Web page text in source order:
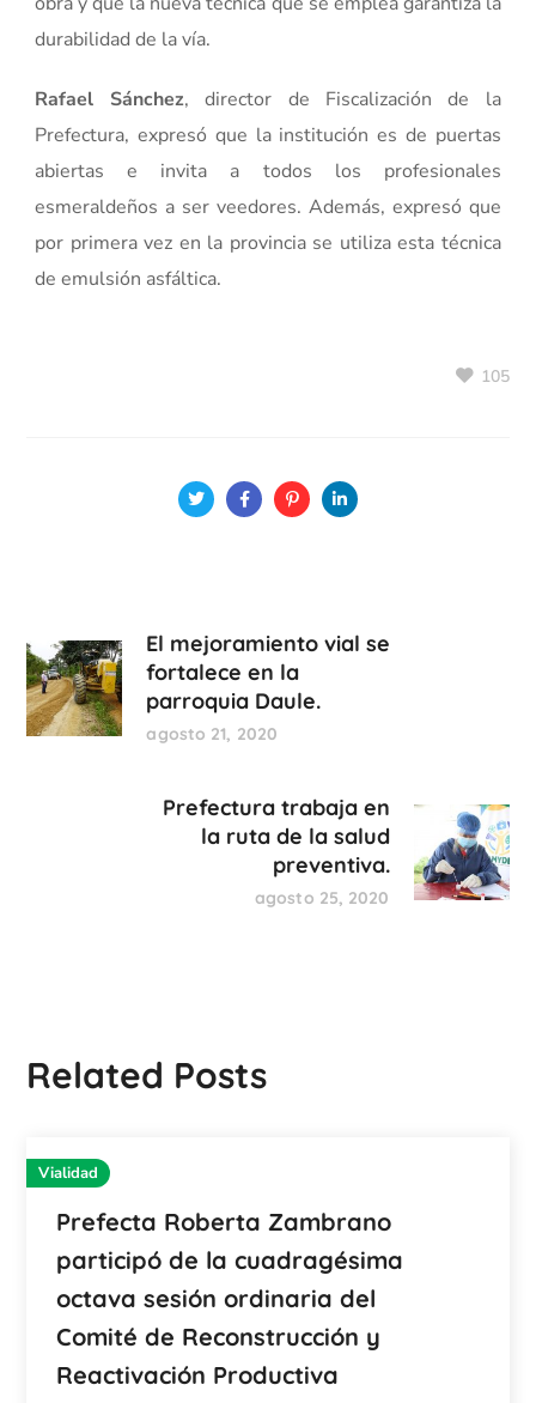
durabilidad de la vía.
Rafael Sánchez, director de Fiscalización de la
Prefectura, expresó que la institución es de puertas
abiertas e invita a todos los profesionales
esmeraldeños a ser veedores. Además, expresó que
por primera vez en la provincia se utiliza esta técnica
de emulsión asfáltica.
105
El mejoramiento vial se
fortalece en la
parroquia Daule.
agosto 21, 2020
Prefectura trabaja en
la ruta de la salud
preventiva.
agosto 25, 2020
Related Posts
Vialidad
Prefecta Roberta Zambrano
participó de la cuadragésima
octava sesión ordinaria del
Comité de Reconstrucción y
Reactivación Productiva